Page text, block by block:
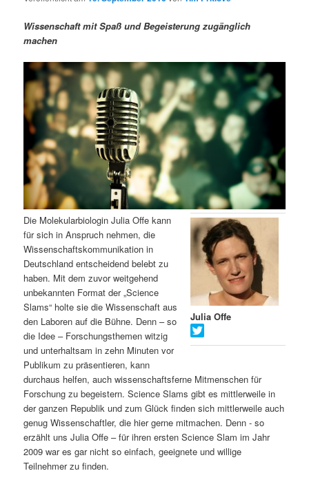
ä
r
e
I
n
h
a
l
t
s
p
r
i
n
g
n
d
ä
e
n
I
n
h
a
l
t
s
p
r
i
n
v
i
g
t
i
o
Wissenschaft mit Spaß und Begeisterung zugänglich
machen
Julia Offe
Die Molekularbiologin Julia Offe kann
für sich in Anspruch nehmen, die
Wissenschaftskommunikation in
Deutschland entscheidend belebt zu
haben. Mit dem zuvor weitgehend
unbekannten Format der „Science
Slams“ holte sie die Wissenschaft aus
den Laboren auf die Bühne. Denn – so
die Idee – Forschungsthemen witzig
und unterhaltsam in zehn Minuten vor
Publikum zu präsentieren, kann
durchaus helfen, auch wissenschaftsferne Mitmenschen für
Forschung zu begeistern. Science Slams gibt es mittlerweile in
der ganzen Republik und zum Glück finden sich mittlerweile auch
genug Wissenschaftler, die hier gerne mitmachen. Denn - so
erzählt uns Julia Offe – für ihren ersten Science Slam im Jahr
2009 war es gar nicht so einfach, geeignete und willige
Teilnehmer zu finden.